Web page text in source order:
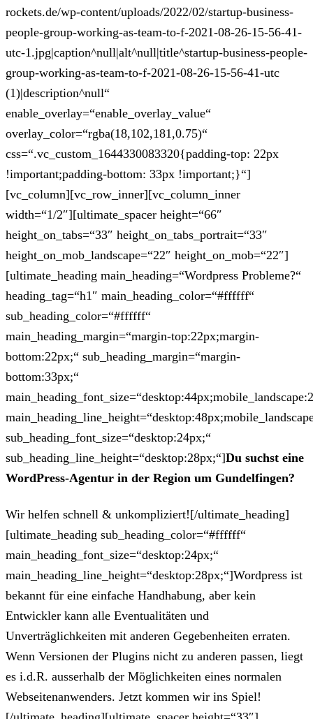
rockets.de/wp-content/uploads/2022/02/startup-business-
people-group-working-as-team-to-f-2021-08-26-15-56-41-
utc-1.jpg|caption^null|alt^null|title^startup-business-people-
group-working-as-team-to-f-2021-08-26-15-56-41-utc
(1)|description^null“
enable_overlay=“enable_overlay_value“
overlay_color=“rgba(18,102,181,0.75)“
css=“.vc_custom_1644330083320{padding-top: 22px
!important;padding-bottom: 33px !important;}“]
[vc_column][vc_row_inner][vc_column_inner
width=“1/2″][ultimate_spacer height=“66″
height_on_tabs=“33″ height_on_tabs_portrait=“33″
height_on_mob_landscape=“22″ height_on_mob=“22″]
[ultimate_heading main_heading=“Wordpress Probleme?“
heading_tag=“h1″ main_heading_color=“#ffffff“
sub_heading_color=“#ffffff“
main_heading_margin=“margin-top:22px;margin-
bottom:22px;“ sub_heading_margin=“margin-
bottom:33px;“
sub_heading_font_size=“desktop:24px;“
sub_heading_line_height=“desktop:28px;“]Du suchst eine
WordPress-Agentur in der Region um Gundelfingen?
Wir helfen schnell & unkompliziert![/ultimate_heading]
[ultimate_heading sub_heading_color=“#ffffff“
main_heading_font_size=“desktop:24px;“
main_heading_line_height=“desktop:28px;“]Wordpress ist
bekannt für eine einfache Handhabung, aber kein
Entwickler kann alle Eventualitäten und
Unverträglichkeiten mit anderen Gegebenheiten erraten.
Wenn Versionen der Plugins nicht zu anderen passen, liegt
es i.d.R. ausserhalb der Möglichkeiten eines normalen
Webseitenanwenders. Jetzt kommen wir ins Spiel!